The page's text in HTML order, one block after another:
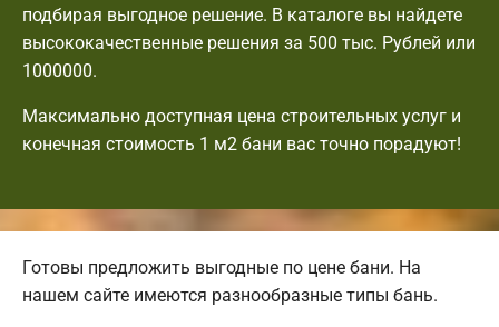
подбирая выгодное решение. В каталоге вы найдете
высококачественные решения за 500 тыс. Рублей или
1000000.
Максимально доступная цена строительных услуг и
конечная стоимость 1 м2 бани вас точно порадуют!
Готовы предложить выгодные по цене бани. На
нашем сайте имеются разнообразные типы бань.